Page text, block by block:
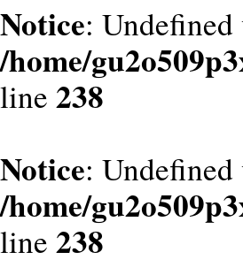
Notice:
/home/
line 238
Notice:
/home/
line 238